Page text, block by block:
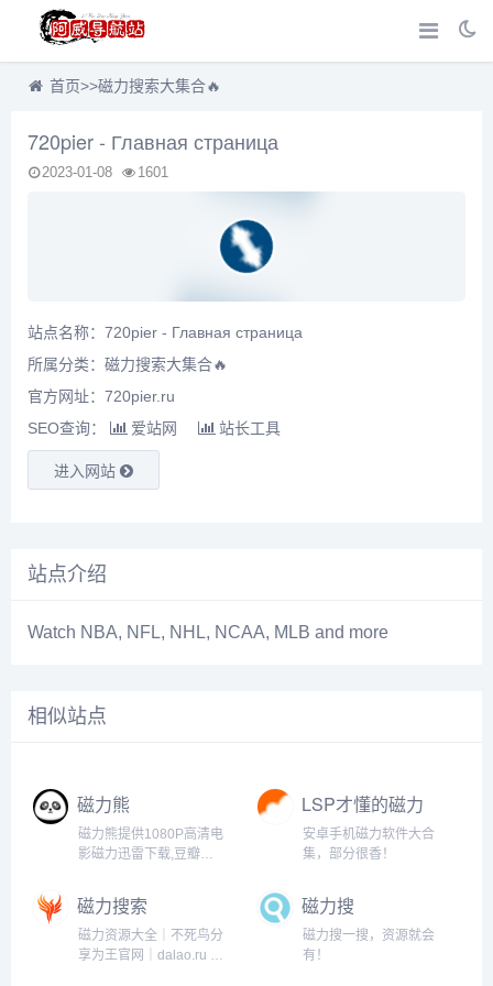
首页>>磁力搜索大集合🔥
720pier - Главная страница
2023-01-08 1601
站点名称：720pier - Главная страница
所属分类： 磁力搜索大集合🔥
官方网址：720pier.ru
SEO查询：
爱站网 站长工具
进入网站
站点介绍
Watch NBA, NFL, NHL, NCAA, MLB and more
相似站点
磁力熊
磁力熊提供1080P高清电
影磁力迅雷下载,豆瓣
1080P高清磁力下载。
LSP才懂的磁力
工具
安卓手机磁力软件大合
集，部分很香！
磁力搜索
磁力资源大全｜不死鸟分
享为王官网｜dalao.ru 大
磁力搜
磁力搜一搜，资源就会
有！